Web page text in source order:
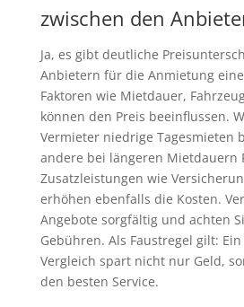
zwischen den
Ja, es gibt deutliche
Anbietern für die Anmietung
Faktoren wie Mietdauer,
können den Preis beeinflussen.
Vermieter niedrige Tagesmieten
andere bei längeren Mietdauern
Zusatzleistungen wie
erhöhen ebenfalls die Kosten.
Angebote sorgfältig und achten
Gebühren. Als Faustregel gilt:
Vergleich spart nicht nur Geld,
den besten Service.